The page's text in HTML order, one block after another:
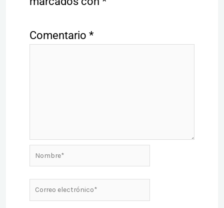
Comentario *
Nombre*
Correo
electrónico*